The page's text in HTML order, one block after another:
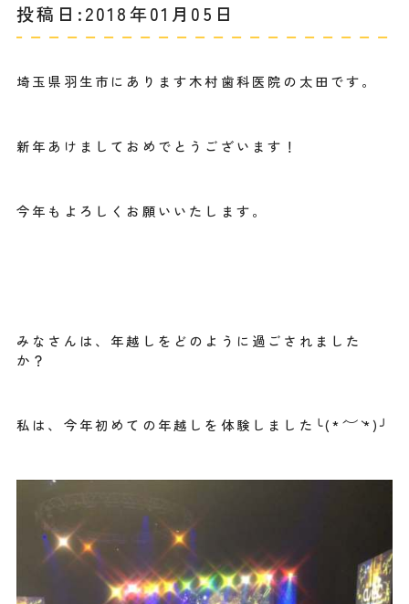
投稿日:2018年01月05日
埼玉県羽生市にあります木村歯科医院の太田です。
新年あけましておめでとうございます！
今年もよろしくお願いいたします。
みなさんは、年越しをどのように過ごされました
か？
私は、今年初めての年越しを体験しました╰(*´︶`*)╯